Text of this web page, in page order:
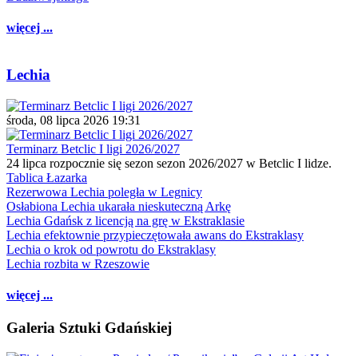
więcej ...
Lechia
środa, 08 lipca 2026 19:31
Terminarz Betclic I ligi 2026/2027
24 lipca rozpocznie się sezon sezon 2026/2027 w Betclic I lidze.
Tablica Łazarka
Rezerwowa Lechia poległa w Legnicy
Osłabiona Lechia ukarała nieskuteczną Arkę
Lechia Gdańsk z licencją na grę w Ekstraklasie
Lechia efektownie przypieczętowała awans do Ekstraklasy
Lechia o krok od powrotu do Ekstraklasy
Lechia rozbita w Rzeszowie
więcej ...
Galeria Sztuki Gdańskiej